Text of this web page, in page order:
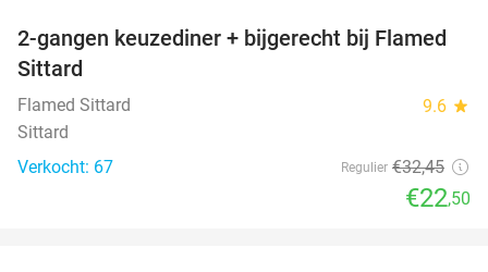
31%
2-gangen keuzediner + bijgerecht bij Flamed
Sittard
Flamed Sittard 9.6 star
Sittard
Verkocht: 67
Regulier €32,45
€22,50